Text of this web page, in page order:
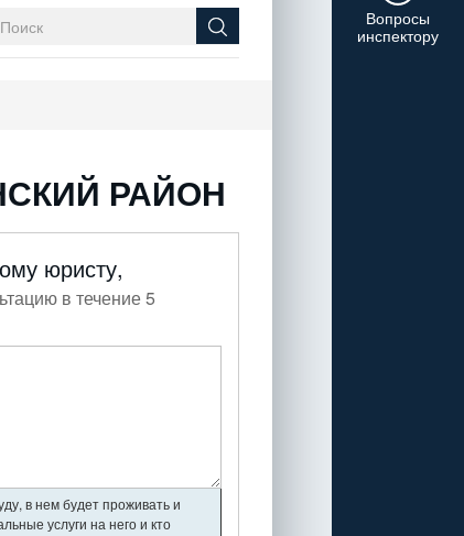
РАЙОН
юристу,
в течение 5
в нем будет проживать и
услуги на него и кто
Вопросы
инспектору